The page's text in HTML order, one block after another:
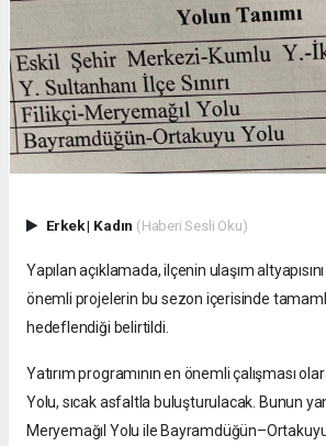
Erkek| Kadın (Haberi Sesli Oku)
Yapılan açıklamada, ilçenin ulaşım
önemli projelerin bu sezon içerisinde
hedeflendiği belirtildi.
Yatırım programının en önemli çalışması
Yolu, sıcak asfaltla buluşturulacak. Bunun
Meryemağıl Yolu ile